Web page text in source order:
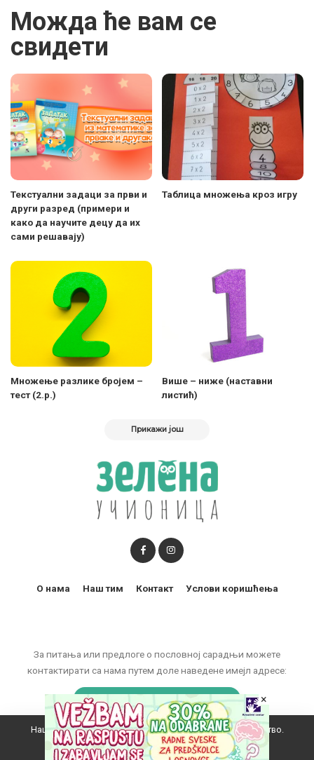
Можда ће вам се
свидети
Текстуални задаци за први и
други разред (примери и
како да научите децу да их
сами решавају)
Taблица множења кроз игру
Множење разлике бројем –
тест (2.р.)
Више – ниже (наставни
листић)
Прикажи још
За питања или предлоге о пословној сарадњи можете
контактирати са нама путем доле наведене имејл адресе:
marketing@zelenaucionica.com
О нама Наш тим Контакт Услови коришћења
© 2011-2024 Copyright by Zelena učionica. All Rights reserved.
Наш вебсајт користи колачиће да побољша ваше искуство.
Прихватам
×